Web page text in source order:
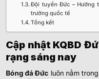
Đội tuyển Đức – Hướng
trường quốc tế
Tổng kết
Cập nhật KQBD
rạng sáng nay
Bóng đá Đức luôn nằm